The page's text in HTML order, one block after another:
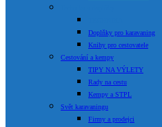
Doplňky pro karavaning
Knihy pro cestovatele
Cestování a kempy
TIPY NA VÝLETY
Rady na cestu
Kempy a STPL
Svět karavaningu
Firmy a prodejci